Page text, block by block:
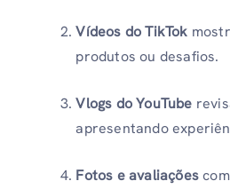
Vídeos do TikTok
produtos ou desafios.
Vlogs do YouTube
apresentando
Fotos e avaliações